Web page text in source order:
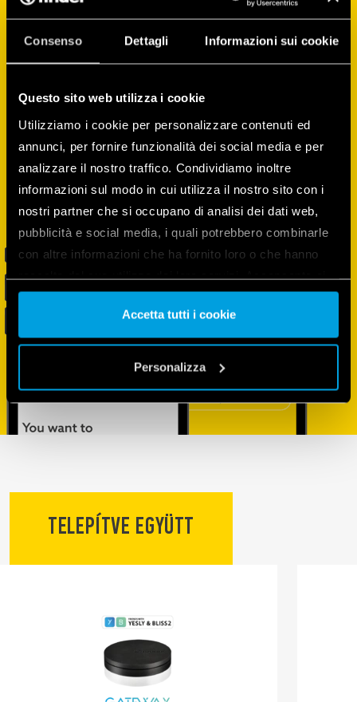
Consenso Dettagli Informazioni sui cookie
Questo sito web utilizza i cookie
Utilizziamo i cookie per personalizzare contenuti ed
annunci, per fornire funzionalità dei social media e per
analizzare il nostro traffico. Condividiamo inoltre
informazioni sul modo in cui utilizza il nostro sito con i
nostri partner che si occupano di analisi dei dati web,
pubblicità e social media, i quali potrebbero combinarle
con altre informazioni che ha fornito loro o che hanno
nostri cookie se continua ad utilizzare il nostro sito web.
Vai alla Cookie Policy completa
Accetta tutti i cookie
Personalizza
létre, felügyelheti és kezelheti az összes
eszköz energiafogyasztását, és még sok
TELEPÍTVE EGYÜTT